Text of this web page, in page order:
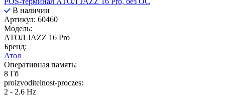
В наличии
Артикул: 60460
Модель:
АТОЛ JAZZ 16 Pro
Бренд:
Атол
Оперативная память:
8 Гб
proizvoditelnost-proczes:
2 - 2.6 Hz